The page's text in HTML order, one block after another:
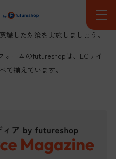
は競合他社との差別化にもつな
識した対策を実施しましょう。
ームのfutureshopは、 ECサイ
て揃えています。